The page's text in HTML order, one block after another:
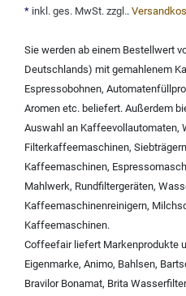
* inkl. ges. MwSt. zzgl..
Sie werden ab einem Bestellwert
Deutschlands) mit gemahlenem
Espressobohnen,
Aromen etc. beliefert. Außerdem
Auswahl an Kaffeevollautomaten,
Filterkaffeemaschinen,
Kaffeemaschinen,
Mahlwerk, Rundfiltergeräten,
Kaffeemaschinenreinigern,
Kaffeemaschinen.
Coffeefair liefert Markenprodukte
Eigenmarke, Animo, Bahlsen,
Bravilor Bonamat, Brita Wasserfilter